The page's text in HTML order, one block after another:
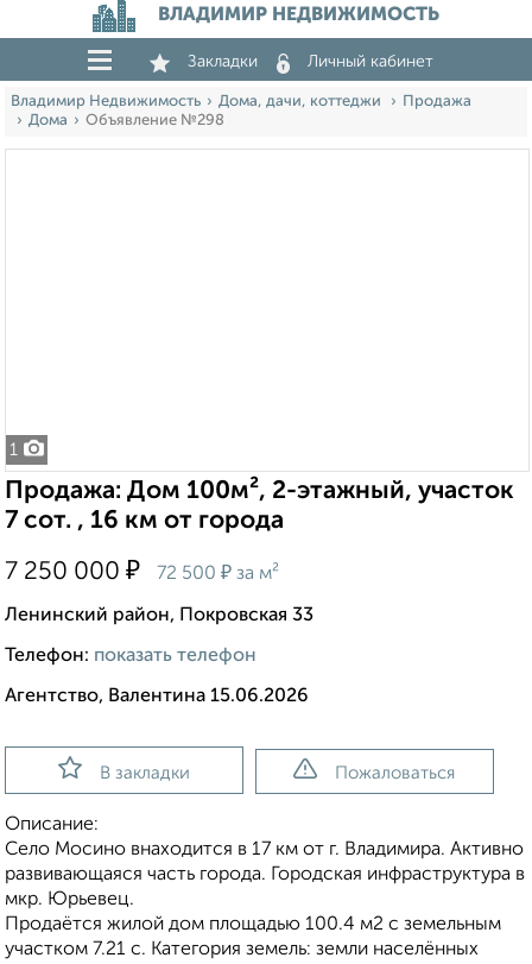
ВЛАДИМИР НЕДВИЖИМОСТЬ
Закладки Личный кабинет
Владимир Недвижимость Дома, дачи, коттеджи
Продажа
Дома
Объявление №298
1
Продажа: Дом 100м², 2-этажный, участок
7 сот. , 16 км от города
7 250 000 ₽ 72 500 ₽ за м²
Ленинский район, Покровская 33
Телефон: показать телефон
Агентство, Валентина 15.06.2026
В закладки Пожаловаться
Описание:
Село Мосино внаходится в 17 км от г. Владимира. Активно
развивающаяся часть города. Городская инфраструктура в
мкр. Юрьевец.
Продаётся жилой дом площадью 100.4 м2 с земельным
участком 7.21 с. Категория земель: земли населённых